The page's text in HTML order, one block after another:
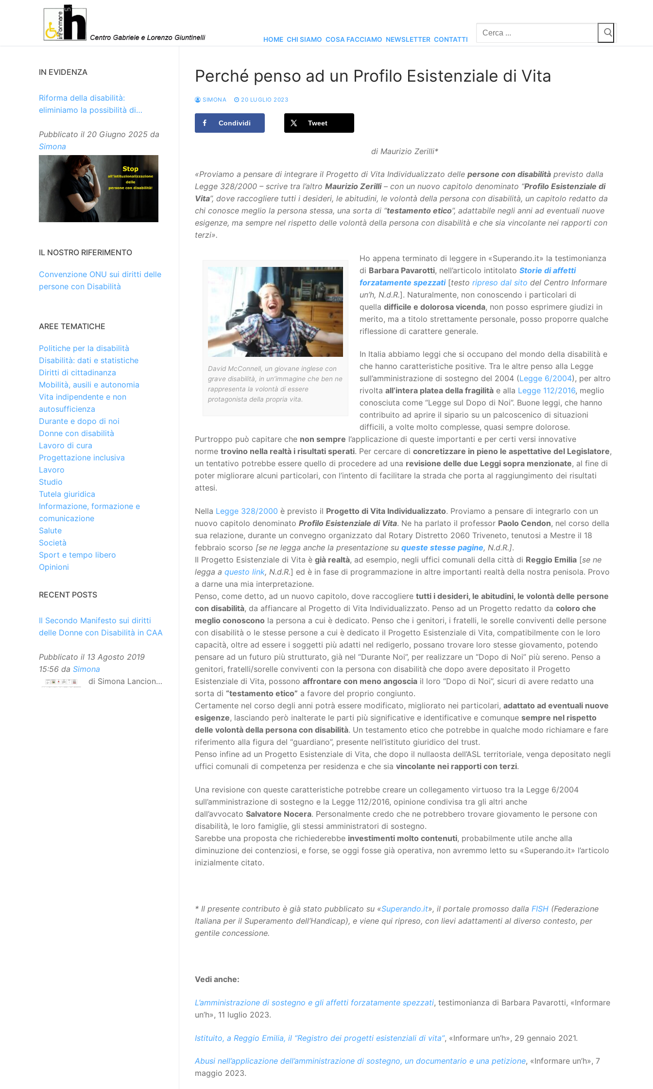
HOME CHI SIAMO COSA FACCIAMO NEWSLETTER CONTATTI
Cerca:
Perché penso ad un Profilo Esistenziale di Vita
SIMONA 20 LUGLIO 2023
Condividi Tweet
di Maurizio Zerilli*
«Proviamo a pensare di integrare il Progetto di Vita Individualizzato delle persone con disabilità previsto dalla
Legge 328/2000 – scrive tra l’altro Maurizio Zerilli– con un nuovo capitolo denominato “Profilo Esistenziale di
Vita”, dove raccogliere tutti i desideri, le abitudini, le volontà della persona con disabilità, un capitolo redatto da
chi conosce meglio la persona stessa, una sorta di “testamento etico”, adattabile negli anni ad eventuali nuove
esigenze, ma sempre nel rispetto delle volontà della persona con disabilità e che sia vincolante nei rapporti con
terzi».
David McConnell, un giovane inglese con
grave disabilità, in un’immagine che ben ne
rappresenta la volontà di essere
protagonista della propria vita.
Ho appena terminato di leggere in «Superando.it» la testimonianza
di Barbara Pavarotti, nell’articolo intitolato Storie di affetti
forzatamente spezzati[testo ripreso dal sito del Centro Informare
un’h, N.d.R.]. Naturalmente, non conoscendo i particolari di
quella difficile e dolorosa vicenda, non posso esprimere giudizi in
merito, ma a titolo strettamente personale, posso proporre qualche
riflessione di carattere generale.
In Italia abbiamo leggi che si occupano del mondo della disabilità e
che hanno caratteristiche positive. Tra le altre penso alla Legge
sull’amministrazione di sostegno del 2004 (Legge 6/2004), per altro
rivolta all’intera platea della fragilitàe alla Legge 112/2016, meglio
conosciuta come “Legge sul Dopo di Noi”. Buone leggi, che hanno
contribuito ad aprire il sipario su un palcoscenico di situazioni
difficili, a volte molto complesse, quasi sempre dolorose.
Purtroppo può capitare che non sempre l’applicazione di queste importanti e per certi versi innovative
norme trovino nella realtà i risultati sperati. Per cercare di concretizzare in pieno le aspettative del Legislatore,
un tentativo potrebbe essere quello di procedere ad una revisione delle due Leggi sopra menzionate, al fine di
poter migliorare alcuni particolari, con l’intento di facilitare la strada che porta al raggiungimento dei risultati
attesi.
Nella Legge 328/2000 è previsto il Progetto di Vita Individualizzato. Proviamo a pensare di integrarlo con un
nuovo capitolo denominato Profilo Esistenziale di Vita. Ne ha parlato il professor Paolo Cendon, nel corso della
sua relazione, durante un convegno organizzato dal Rotary Distretto 2060 Triveneto, tenutosi a Mestre il 18
febbraio scorso [se ne legga anche la presentazione su queste stesse pagine, N.d.R.].
Il Progetto Esistenziale di Vita è già realtà, ad esempio, negli uffici comunali della città di Reggio Emilia [se ne
legga a questo link, N.d.R.] ed è in fase di programmazione in altre importanti realtà della nostra penisola. Provo
a darne una mia interpretazione.
Penso, come detto, ad un nuovo capitolo, dove raccogliere tutti i desideri, le abitudini, le volontà delle persone
con disabilità, da affiancare al Progetto di Vita Individualizzato. Penso ad un Progetto redatto da coloro che
meglio conoscono la persona a cui è dedicato. Penso che i genitori, i fratelli, le sorelle conviventi delle persone
con disabilità o le stesse persone a cui è dedicato il Progetto Esistenziale di Vita, compatibilmente con le loro
capacità, oltre ad essere i soggetti più adatti nel redigerlo, possano trovare loro stesse giovamento, potendo
pensare ad un futuro più strutturato, già nel “Durante Noi”, per realizzare un “Dopo di Noi” più sereno. Penso a
genitori, fratelli/sorelle conviventi con la persona con disabilità che dopo avere depositato il Progetto
Esistenziale di Vita, possono affrontare con meno angoscia il loro “Dopo di Noi”, sicuri di avere redatto una
sorta di “testamento etico” a favore del proprio congiunto.
Certamente nel corso degli anni potrà essere modificato, migliorato nei particolari, adattato ad eventuali nuove
esigenze, lasciando però inalterate le parti più significative e identificative e comunque sempre nel rispetto
delle volontà della persona con disabilità. Un testamento etico che potrebbe in qualche modo richiamare e fare
riferimento alla figura del “guardiano”, presente nell’istituto giuridico del trust.
Penso infine ad un Progetto Esistenziale di Vita, che dopo il nullaosta dell’ASL territoriale, venga depositato negli
uffici comunali di competenza per residenza e che sia vincolante nei rapporti con terzi.
Una revisione con queste caratteristiche potrebbe creare un collegamento virtuoso tra la Legge 6/2004
sull’amministrazione di sostegno e la Legge 112/2016, opinione condivisa tra gli altri anche
dall’avvocato Salvatore Nocera. Personalmente credo che ne potrebbero trovare giovamento le persone con
disabilità, le loro famiglie, gli stessi amministratori di sostegno.
Sarebbe una proposta che richiederebbe investimenti molto contenuti, probabilmente utile anche alla
diminuzione dei contenziosi, e forse, se oggi fosse già operativa, non avremmo letto su «Superando.it» l’articolo
inizialmente citato.
* Il presente contributo è già stato pubblicato su «Superando.it», il portale promosso dalla FISH (Federazione
Italiana per il Superamento dell’Handicap), e viene qui ripreso, con lievi adattamenti al diverso contesto, per
gentile concessione.
Vedi anche:
L’amministrazione di sostegno e gli affetti forzatamente spezzati, testimonianza di Barbara Pavarotti, «Informare
un’h», 11 luglio 2023.
Istituito, a Reggio Emilia, il “Registro dei progetti esistenziali di vita”, «Informare un’h», 29 gennaio 2021.
Abusi nell’applicazione dell’amministrazione di sostegno, un documentario e una petizione, «Informare un’h», 7
maggio 2023.
IN EVIDENZA
Riforma della disabilità:
eliminiamo la possibilità di
Pubblicato il 20 Giugno 2025 da
Simona
IL NOSTRO RIFERIMENTO
Convenzione ONU sui diritti delle
persone con Disabilità
AREE TEMATICHE
Politiche per la disabilità
Disabilità: dati e statistiche
Diritti di cittadinanza
Mobilità, ausili e autonomia
Vita indipendente e non
autosufficienza
Durante e dopo di noi
Donne con disabilità
Lavoro di cura
Progettazione inclusiva
Lavoro
Studio
Tutela giuridica
Informazione, formazione e
comunicazione
Salute
Società
Sport e tempo libero
Opinioni
RECENT POSTS
Il Secondo Manifesto sui diritti
delle Donne con Disabilità in CAA
Pubblicato il 13 Agosto 2019
15:56 da Simona
di Simona Lancioni,